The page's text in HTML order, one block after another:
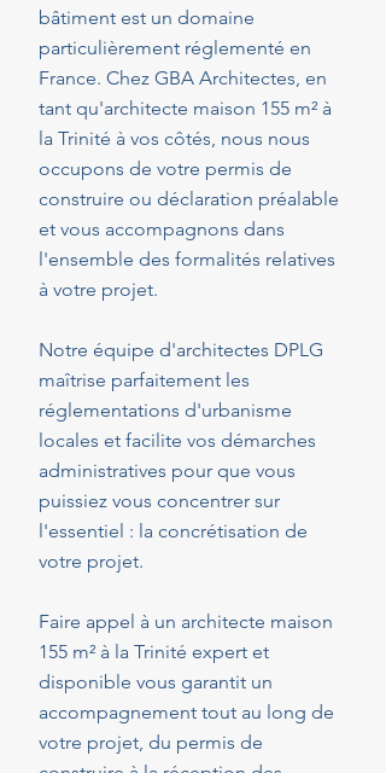
bâtiment est un domaine
particulièrement réglementé en
France. Chez GBA Architectes, en
tant qu'architecte maison 155 m² à
la Trinité à vos côtés, nous nous
occupons de votre permis de
construire ou déclaration préalable
et vous accompagnons dans
l'ensemble des formalités relatives
à votre projet.
Notre équipe d'architectes DPLG
maîtrise parfaitement les
réglementations d'urbanisme
locales et facilite vos démarches
administratives pour que vous
puissiez vous concentrer sur
l'essentiel : la concrétisation de
votre projet.
Faire appel à un architecte maison
155 m² à la Trinité expert et
disponible vous garantit un
accompagnement tout au long de
votre projet, du permis de